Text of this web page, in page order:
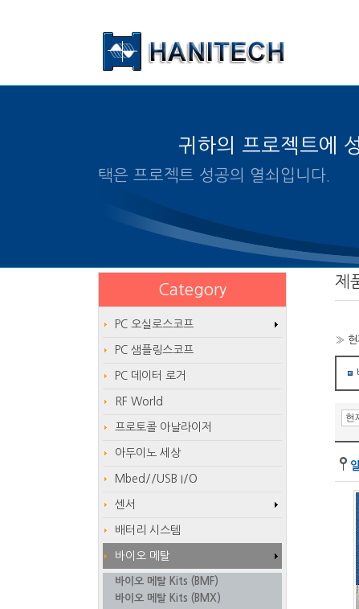
귀하의 프로젝트에
알맞은 제품의 선택은 프
제
» 현
Category
PC 오실로스코프
PC 샘플링스코프
PC 데이터 로거
RF World
프로토콜 아날라이저
아두이노 세상
Mbed//USB I/O
센서
배터리 시스템
바이오 메탈
바이오 메탈 Kits (BMF)
바이오 메탈 Kits (BMX)